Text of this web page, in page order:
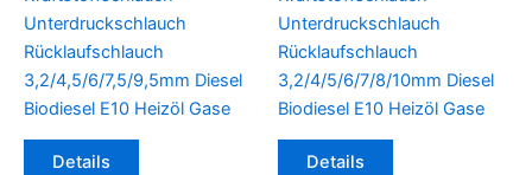
Unterdruckschlauch
Rücklaufschlauch
3,2/4,5/6/7,5/9,5mm Diesel
Biodiesel E10 Heizöl Gase
Details
Dieses
Unterdruckschlauch
Rücklaufschlauch
3,2/4/5/6/7/8/10mm Diesel
Biodiesel E10 Heizöl Gase
Details
Dieses